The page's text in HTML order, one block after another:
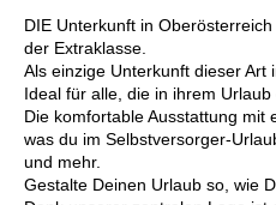
DIE Unterkunft in
der Extraklasse.
Als einzige Unterkunft dieser
Ideal für alle, die in ihrem
Die komfortable Ausstattung mit
was du im Selbstversorger-
und mehr.
Gestalte Deinen Urlaub so, wie